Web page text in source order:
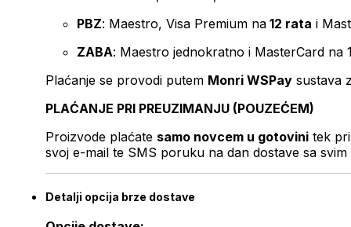
PBZ: Maestro, Visa Premium na 12 rata i
ZABA: Maestro jednokratno i MasterCard na
Plaćanje se provodi putem Monri WSPay sustava
PLAĆANJE PRI PREUZIMANJU (POUZEĆEM)
Proizvode plaćate samo novcem u gotovini tek
svoj e-mail te SMS poruku na dan dostave sa svim
Detalji opcija brze dostave